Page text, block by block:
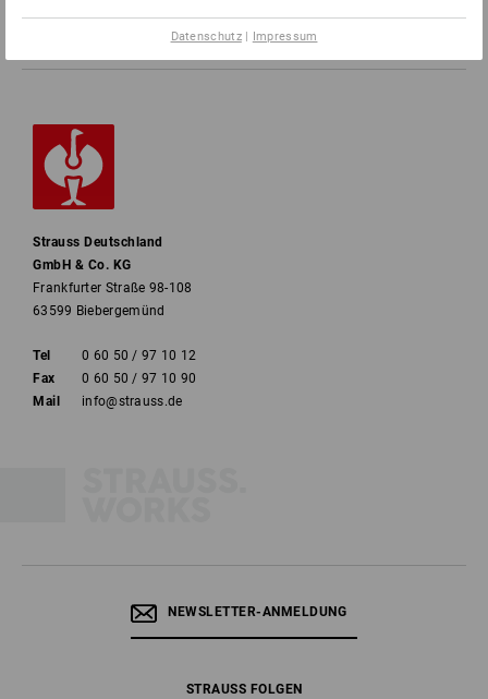
Strauss Deutschland
GmbH & Co. KG
Frankfurter Straße 98-108
63599 Biebergemünd
Tel
0 60 50 / 97 10 12
Fax
0 60 50 / 97 10 90
Mail
info@strauss.de
NEWSLETTER-ANMELDUNG
STRAUSS FOLGEN
Datenschutz| Impressum